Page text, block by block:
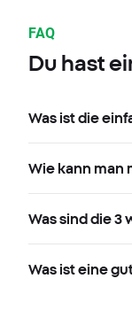
FAQ
Du hast
Was ist die
Wie kann man
Was sind die
Was ist eine